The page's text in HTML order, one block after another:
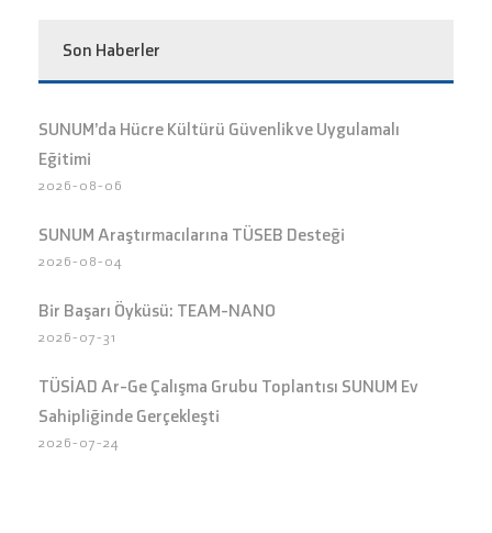
Son Haberler
SUNUM’da Hücre Kültürü Güvenlik ve Uygulamalı
Eğitimi
2026-08-06
SUNUM Araştırmacılarına TÜSEB Desteği
2026-08-04
Bir Başarı Öyküsü: TEAM-NANO
2026-07-31
TÜSİAD Ar-Ge Çalışma Grubu Toplantısı SUNUM Ev
Sahipliğinde Gerçekleşti
2026-07-24